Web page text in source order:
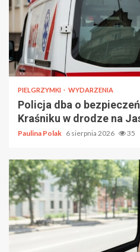
PIELGRZYMKI WYDARZENIA
Policja dba o
Kraśniku w drodze na
Paulina Polak 6 sierpnia 2026 35